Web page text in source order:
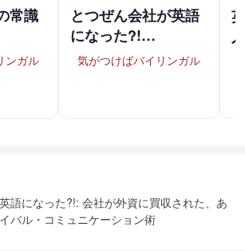
常識
ンガル
とつぜん会社が英語
になった?!…
気がつけばバイリンガル
語になった?!: 会社が外資に買収された、あ
バル・コミュニケーション術